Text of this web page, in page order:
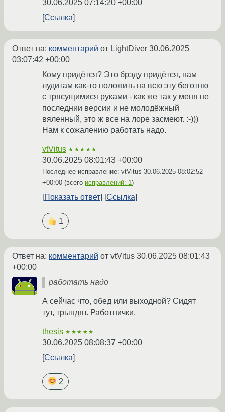
30.06.2025 07:14:20 +00:00
Ссылка
Ответ на: комментарий от LightDiver 30.06.2025
03:07:42 +00:00
Кому придётся? Это брэду придётся, нам
лудитам как-то положить на всю эту беготню
с трясущимися руками - как же так у меня не
последнии версии и не молодёжный
вяленный, это ж все на лоре засмеют. :-)))
Нам к сожалению работать надо.
vtVitus ★★★★★
30.06.2025 08:01:43 +00:00
Последнее исправление: vtVitus 30.06.2025 08:02:52
+00:00 (всего исправлений: 1)
Показать ответ Ссылка
1
Ответ на: комментарий от vtVitus 30.06.2025 08:01:43
+00:00
работать надо
А сейчас что, обед или выходной? Сидят
тут, трындят. Работнички.
thesis ★★★★★
30.06.2025 08:08:37 +00:00
Ссылка
2